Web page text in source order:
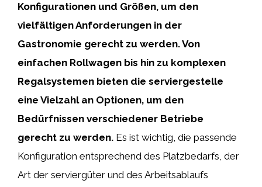
Konfigurationen und Größen, um den
vielfältigen Anforderungen in der
Gastronomie gerecht zu werden. Von
einfachen Rollwagen bis hin zu komplexen
Regalsystemen bieten die serviergestelle
eine Vielzahl an Optionen, um den
Bedürfnissen verschiedener Betriebe
gerecht zu werden. Es ist wichtig, die passende
Konfiguration entsprechend des Platzbedarfs, der
Art der serviergüter und des Arbeitsablaufs